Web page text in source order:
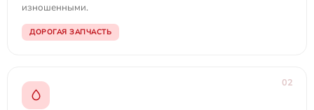
изношенными.
ДОРОГАЯ ЗАПЧАСТЬ
02